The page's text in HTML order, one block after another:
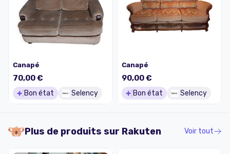
Canapé
70,00 €
Bon état Selency
Canapé
90,00 €
Bon état Selency
Plus de produits sur Rakuten Voir tout